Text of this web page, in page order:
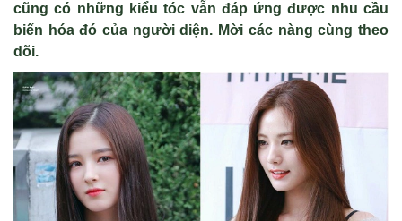
cũng có những kiểu tóc vẫn đáp ứng được nhu cầu
biến hóa đó của người diện. Mời các nàng cùng theo
dõi.